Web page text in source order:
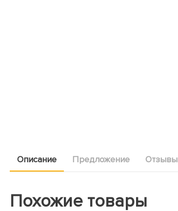
Описание Предложение Отзывы
Похожие товары